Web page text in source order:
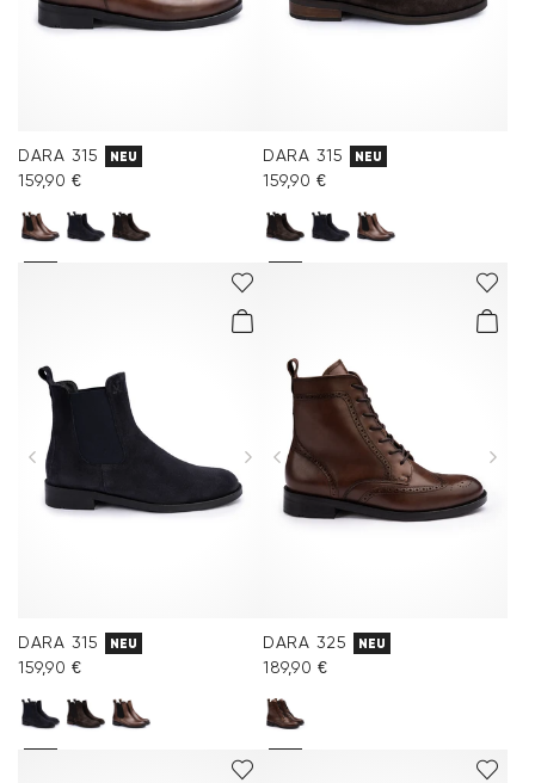
DARA 315 NEU
159,90 €
DARA 315 NEU
159,90 €
DARA 315 NEU
159,90 €
DARA 325 NEU
189,90 €